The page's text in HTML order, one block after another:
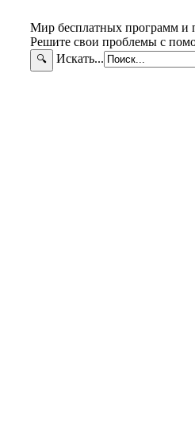
Мир бесплатных программ и
Решите свои проблемы с
🔍 Искать...